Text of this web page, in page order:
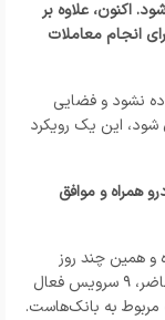
اکنون، علاوه بر
انجام معاملات
نشود و فضایی
این یک رویکرد
همراه و موافق
و همین چند روز
پیش، سرویس گارانتی را دریافت کردیم. در حال حاضر، ۹ سرویس فعال
مربوط به بانک‌هاست.